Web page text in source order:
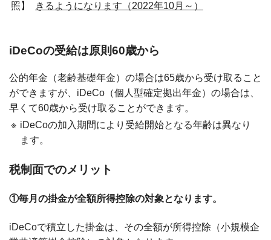
照】
きるようになります（2022年10月～）
iDeCoの受給は原則60歳から
公的年金（老齢基礎年金）の場合は65歳から受け取ること
ができますが、iDeCo（個人型確定拠出年金）の場合は、
早くて60歳から受け取ることができます。
※ iDeCoの加入期間により受給開始となる年齢は異なり
ます。
税制面でのメリット
①毎月の掛金が全額所得控除の対象となります。
iDeCoで積立した掛金は、その全額が所得控除（小規模企